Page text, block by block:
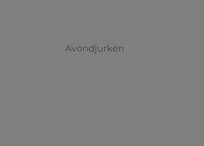
Avondjurken Verfijnen op